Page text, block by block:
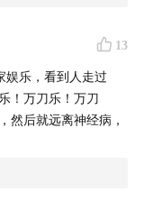
13
娱乐，看到人走过
！万刀乐！万刀
然后就远离神经病，